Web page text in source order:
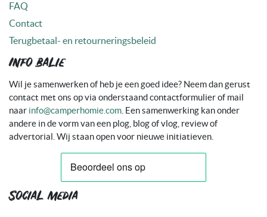
FAQ
Contact
Terugbetaal- en retourneringsbeleid
Info balie
Wil je samenwerken of heb je een goed idee? Neem dan gerust
contact met ons op via onderstaand contactformulier of mail
naar info@camperhomie.com . Een samenwerking kan onder
andere in de vorm van een plog, blog of vlog, review of
advertorial. Wij staan open voor nieuwe initiatieven.
Social media